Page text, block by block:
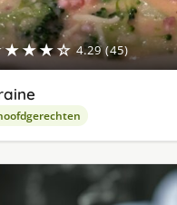
4.29 (45)